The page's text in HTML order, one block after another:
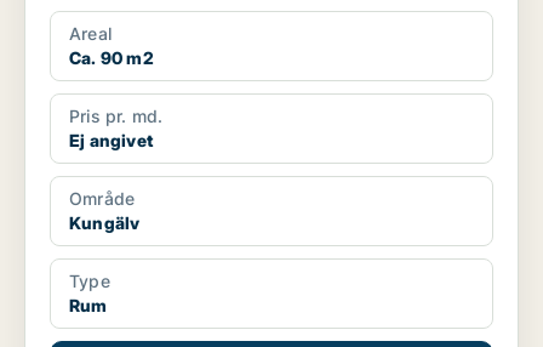
Areal
Ca. 90 m2
Pris pr. md.
Ej angivet
Område
Kungälv
Type
Rum